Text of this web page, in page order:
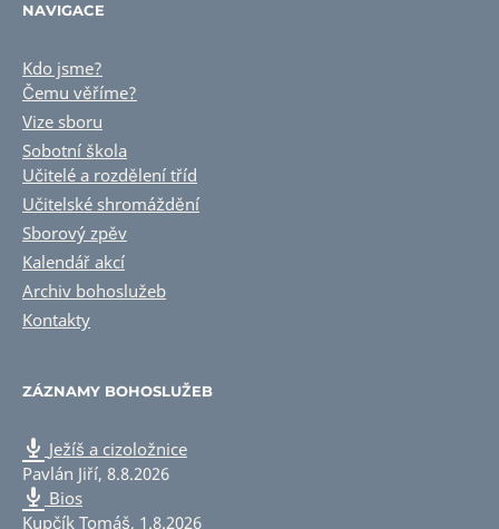
NAVIGACE
Kdo jsme?
Čemu věříme?
Vize sboru
Sobotní škola
Učitelé a rozdělení tříd
Učitelské shromáždění
Sborový zpěv
Kalendář akcí
Archiv bohoslužeb
Kontakty
ZÁZNAMY BOHOSLUŽEB
Ježíš a cizoložnice
Pavlán Jiří, 8.8.2026
Bios
Kupčík Tomáš, 1.8.2026